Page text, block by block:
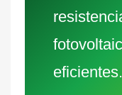
eficientes.